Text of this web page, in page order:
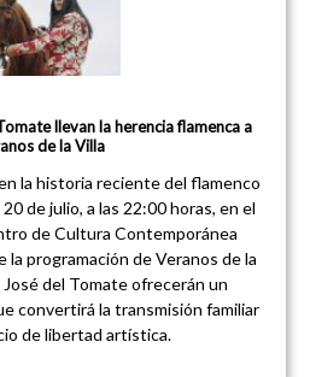
llevan la herencia flamenca a
de la Villa
la historia reciente del flamenco
de julio, a las 22:00 horas, en el
de Cultura Contemporánea
programación de Veranos de la
del Tomate ofrecerán un
convertirá la transmisión familiar
de libertad artística.